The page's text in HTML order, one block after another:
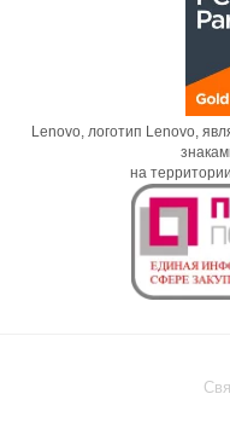
Lenovo, логотип Lenovo,
на